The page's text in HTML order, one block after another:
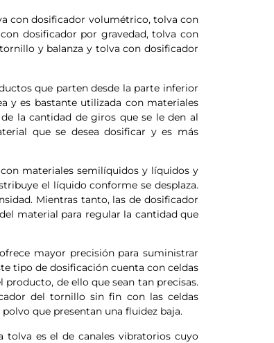
con dosificador volumétrico, tolva con
dosificador por gravedad, tolva con
y balanza y tolva con dosificador
que parten desde la parte inferior
y es bastante utilizada con materiales
la cantidad de giros que se le den al
que se desea dosificar y es más
materiales semilíquidos y líquidos y
el líquido conforme se desplaza.
Mientras tanto, las de dosificador
material para regular la cantidad que
mayor precisión para suministrar
tipo de dosificación cuenta con celdas
de ello que sean tan precisas.
del tornillo sin fin con las celdas
que presentan una fluidez baja.
es el de canales vibratorios cuyo